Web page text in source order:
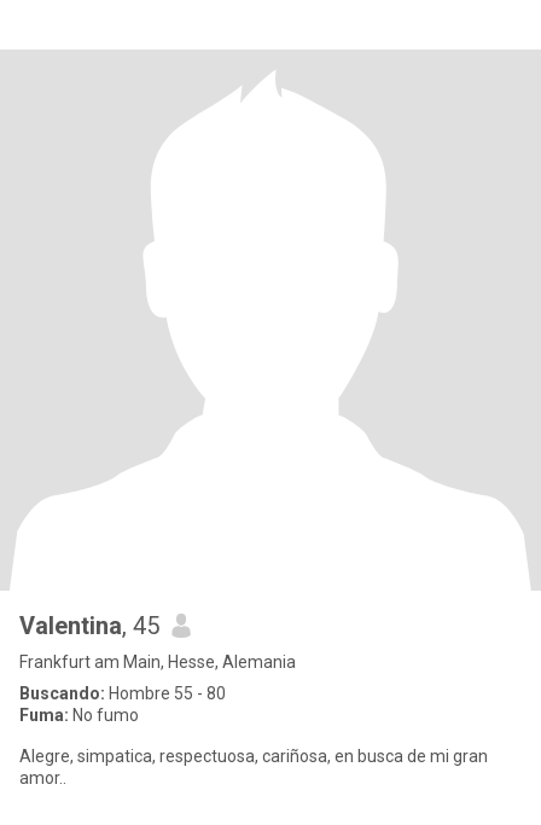
Valentina, 45
Frankfurt am Main, Hesse, Alemania
Buscando: Hombre 55 - 80
Fuma: No fumo
Alegre, simpatica, respectuosa, cariñosa, en busca de mi gran
amor..